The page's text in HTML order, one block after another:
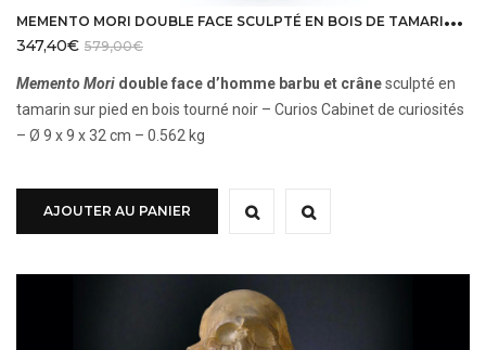
M
EMENTO MORI DOUBLE FACE SCULPTÉ EN BOIS DE TAMARIN SUR PIED
579,00€
347,40€
Memento Mori double face d’homme barbu et crânesculpté en
tamarin sur pied en bois tourné noir – Curios Cabinet de curiosités
– Ø 9 x 9 x 32 cm – 0.562 kg
AJOUTER AU PANIER